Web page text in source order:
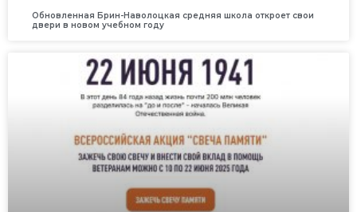
Обновленная Брин-Наволоцкая средняя школа откроет свои
двери в новом учебном году